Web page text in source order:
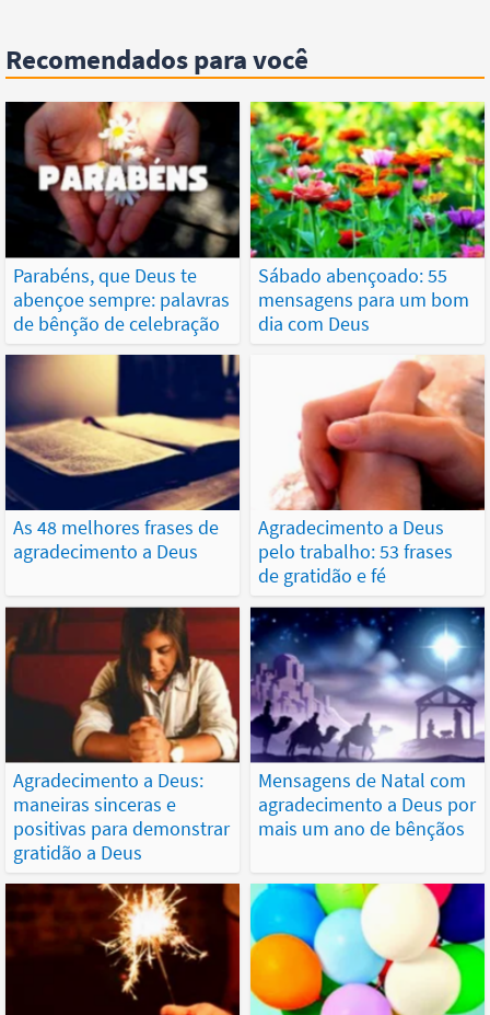
Recomendados para você
Parabéns, que Deus te
abençoe sempre: palavras
de bênção de celebração
Sábado abençoado: 55
mensagens para um bom
dia com Deus
As 48 melhores frases de
agradecimento a Deus
Agradecimento a Deus
pelo trabalho: 53 frases
de gratidão e fé
Agradecimento a Deus:
maneiras sinceras e
positivas para demonstrar
gratidão a Deus
Mensagens de Natal com
agradecimento a Deus por
mais um ano de bênçãos